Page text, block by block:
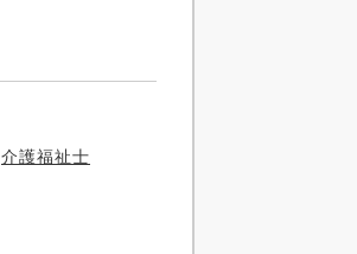
介護福祉士